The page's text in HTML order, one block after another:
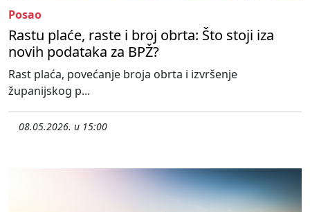
Posao
Rastu plaće, raste i broj obrta: Što stoji iza
novih podataka za BPŽ?
Rast plaća, povećanje broja obrta i izvršenje
županijskog p...
08.05.2026. u 15:00